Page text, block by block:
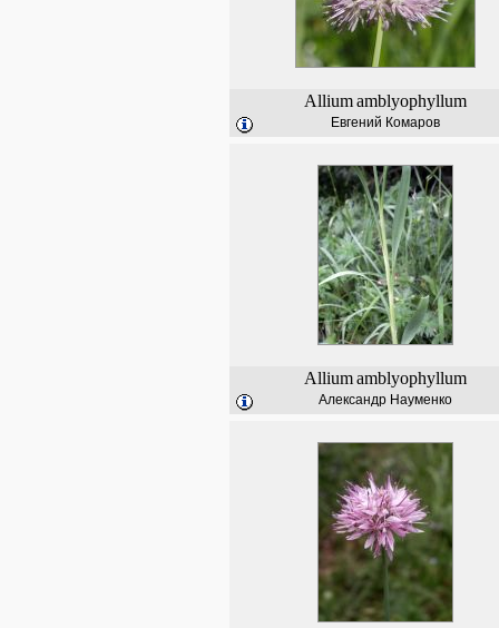
Alliumamblyophyllum
Евгений Комаров
Alliumamblyophyllum
Александр Науменко